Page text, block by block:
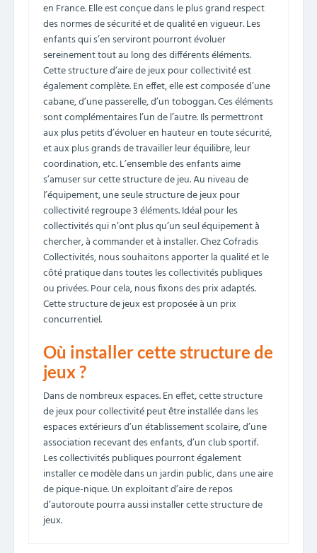
en France. Elle est conçue dans le plus grand respect
des normes de sécurité et de qualité en vigueur. Les
enfants qui s’en serviront pourront évoluer
sereinement tout au long des différents éléments.
Cette structure d’aire de jeux pour collectivité est
également complète. En effet, elle est composée d’une
cabane, d’une passerelle, d’un toboggan. Ces éléments
sont complémentaires l’un de l’autre. Ils permettront
aux plus petits d’évoluer en hauteur en toute sécurité,
et aux plus grands de travailler leur équilibre, leur
coordination, etc. L’ensemble des enfants aime
s’amuser sur cette structure de jeu. Au niveau de
l’équipement, une seule structure de jeux pour
collectivité regroupe 3 éléments. Idéal pour les
collectivités qui n’ont plus qu’un seul équipement à
chercher, à commander et à installer. Chez Cofradis
Collectivités, nous souhaitons apporter la qualité et le
côté pratique dans toutes les collectivités publiques
ou privées. Pour cela, nous fixons des prix adaptés.
Cette structure de jeux est proposée à un prix
concurrentiel.
Où installer cette structure de
jeux ?
Dans de nombreux espaces. En effet, cette structure
de jeux pour collectivité peut être installée dans les
espaces extérieurs d’un établissement scolaire, d’une
association recevant des enfants, d’un club sportif.
Les collectivités publiques pourront également
installer ce modèle dans un jardin public, dans une aire
de pique-nique. Un exploitant d’aire de repos
d’autoroute pourra aussi installer cette structure de
jeux.